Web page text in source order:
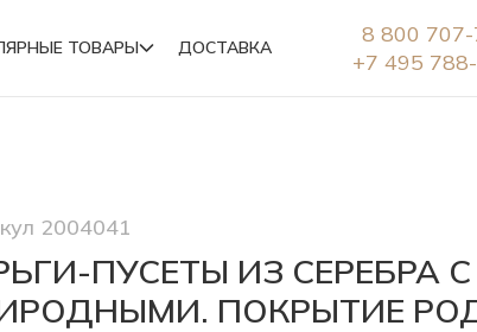
ТОВАРЫ ДОСТАВКА
8 800
+7 495
Броши
2004041
ПУСЕТЫ ИЗ СЕРЕБРА
ПОКРЫТИЕ